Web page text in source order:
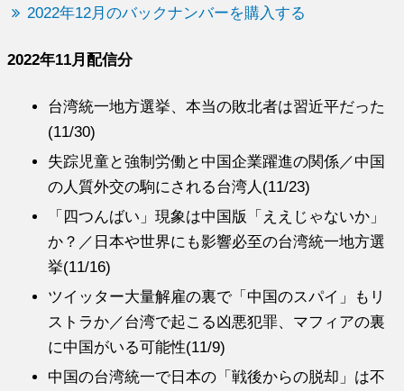
2022年12月のバックナンバーを購入する
2022年11月配信分
台湾統一地方選挙、本当の敗北者は習近平だった
(11/30)
失踪児童と強制労働と中国企業躍進の関係／中国
の人質外交の駒にされる台湾人(11/23)
「四つんばい」現象は中国版「ええじゃないか」
か？／日本や世界にも影響必至の台湾統一地方選
挙(11/16)
ツイッター大量解雇の裏で「中国のスパイ」もリ
ストラか／台湾で起こる凶悪犯罪、マフィアの裏
に中国がいる可能性(11/9)
中国の台湾統一で日本の「戦後からの脱却」は不